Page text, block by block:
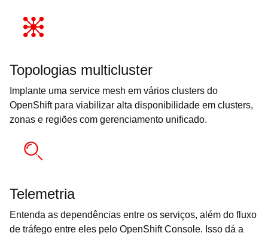
Topologias multicluster
Implante uma service mesh em vários clusters do
OpenShift para viabilizar alta disponibilidade em clusters,
zonas e regiões com gerenciamento unificado.
Telemetria
Entenda as dependências entre os serviços, além do fluxo
de tráfego entre eles pelo OpenShift Console. Isso dá a